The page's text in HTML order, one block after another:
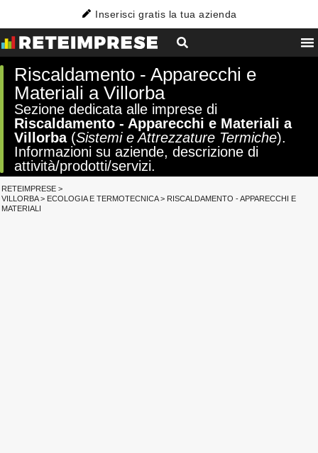
Inserisci gratis la tua azienda
Riscaldamento - Apparecchi e
Materiali a Villorba
Sezione dedicata alle imprese di
Riscaldamento - Apparecchi e Materiali a
Villorba(Sistemi e Attrezzature Termiche).
Informazioni su aziende, descrizione di
attività/prodotti/servizi.
RETEIMPRESE >
VILLORBA> ECOLOGIA E TERMOTECNICA> RISCALDAMENTO - APPARECCHI E
MATERIALI